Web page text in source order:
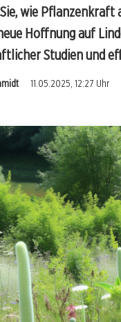
wie
Hoffnung auf
Studien und
11.05.2025, 12:27 Uhr